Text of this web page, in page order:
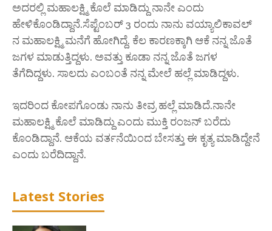
ಅದರಲ್ಲಿ ಮಹಾಲಕ್ಷ್ಮಿ ಕೊಲೆ ಮಾಡಿದ್ದು ನಾನೇ ಎಂದು
ಹೇಳಿಕೊಂಡಿದ್ದಾನೆ.ಸೆಪ್ಟೆಂಬರ್ 3 ರಂದು ನಾನು ವಯ್ಯಾಲಿಕಾವಲ್
ನ ಮಹಾಲಕ್ಷ್ಮಿ ಮನೆಗೆ ಹೋಗಿದ್ದೆ. ಕೆಲ ಕಾರಣಕ್ಕಾಗಿ ಆಕೆ ನನ್ನ ಜೊತೆ
ಜಗಳ ಮಾಡುತ್ತಿದ್ದಳು. ಅವತ್ತು ಕೂಡಾ ನನ್ನ ಜೊತೆ ಜಗಳ
ತೆಗೆದಿದ್ದಳು. ಸಾಲದು ಎಂಬಂತೆ ನನ್ನ ಮೇಲೆ ಹಲ್ಲೆ ಮಾಡಿದ್ದಳು.
ಇದರಿಂದ ಕೋಪಗೊಂಡು ನಾನು ತೀವ್ರ ಹಲ್ಲೆ ಮಾಡಿದೆ.ನಾನೇ
ಮಹಾಲಕ್ಷ್ಮಿ ಕೊಲೆ ಮಾಡಿದ್ದು ಎಂದು ಮುಕ್ತಿ ರಂಜನ್ ಬರೆದು
ಕೊಂಡಿದ್ದಾನೆ. ಆಕೆಯ ವರ್ತನೆಯಿಂದ ಬೇಸತ್ತು ಈ ಕೃತ್ಯ ಮಾಡಿದ್ದೇನೆ
ಎಂದು ಬರೆದಿದ್ದಾನೆ.
Latest Stories